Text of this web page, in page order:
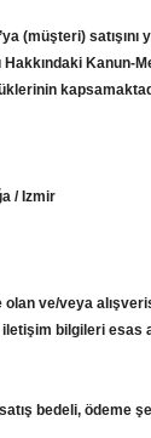
(müşteri) satışını
/ Izmir
olan ve/veya
bilgileri esas
bedeli, ödeme